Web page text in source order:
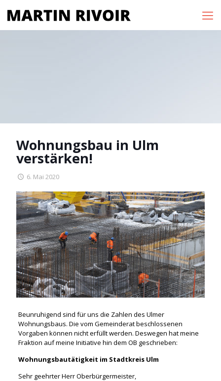
Wohnungsbau in Ulm
verstärken!
6. Mai 2020
Beunruhigend sind für uns die Zahlen des Ulmer
Wohnungsbaus. Die vom Gemeinderat beschlossenen
Vorgaben können nicht erfüllt werden. Deswegen hat meine
Fraktion auf meine Initiative hin dem OB geschrieben:
Wohnungsbautätigkeit im Stadtkreis Ulm
Sehr geehrter Herr Oberbürgermeister,